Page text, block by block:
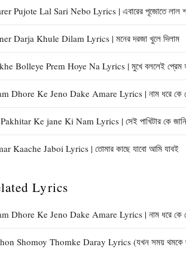
Pujote Lal Sari Nebo Lyrics | এবারের পূজোতে লাল
Darja Khule Dilam Lyrics | মনের দরজা খুলে দিলাম
Bolleye Prem Hoye Na Lyrics | মুখে বললেই প্রেম
Dhore Ke Jeno Dake Amare Lyrics | নাম ধরে কে
Ke jane Ki Nam Lyrics | সেই পাখিটার কে জানি
Kaache Jaboi Lyrics | তোমার কাছে যাবো আমি যাবই
Lyrics
Dhore Ke Jeno Dake Amare Lyrics | নাম ধরে কে
Shomoy Thomke Daray Lyrics (যখন সময় থমকে